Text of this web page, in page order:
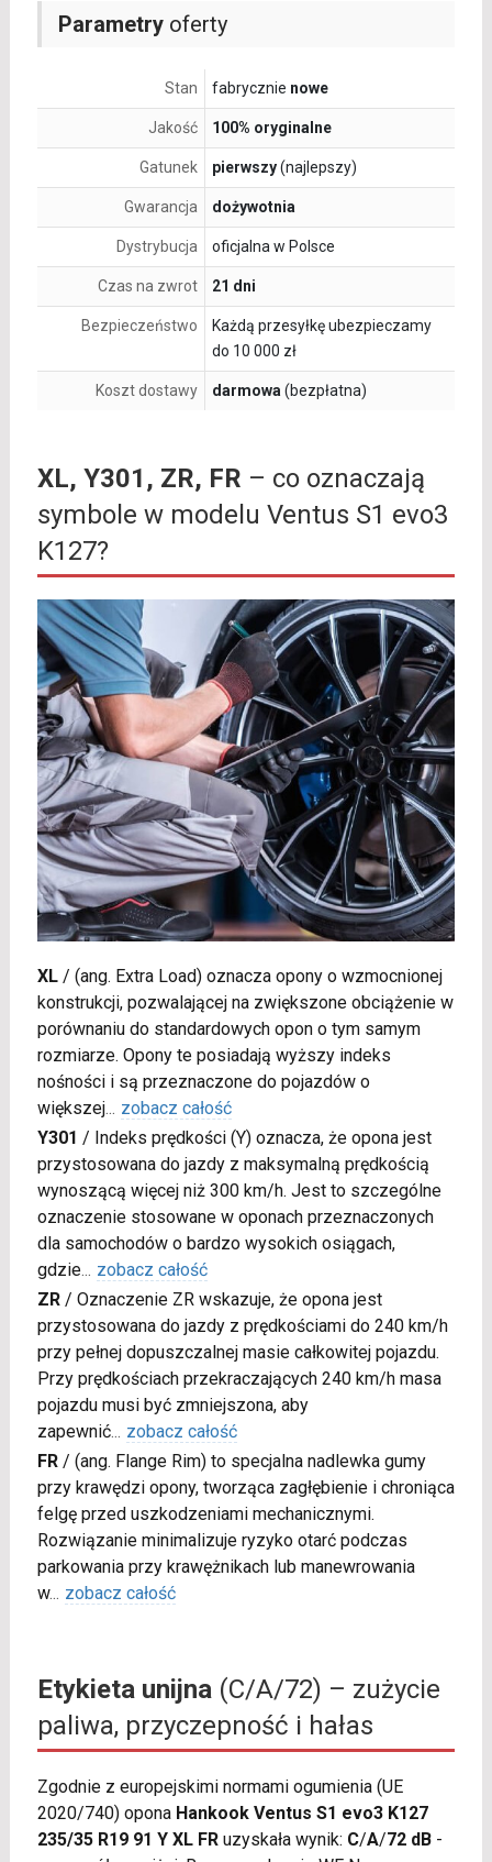
Parametryoferty
Stan fabrycznie nowe
Jakość 100% oryginalne
Gatunek pierwszy(najlepszy)
Gwarancja dożywotnia
Dystrybucja oficjalna w Polsce
Czas na zwrot 21 dni
Bezpieczeństwo
Każdą przesyłkę ubezpieczamy
do 10 000 zł
Koszt dostawy darmowa (bezpłatna)
XL, Y301, ZR, FR – co oznaczają
symbole w modelu Ventus S1 evo3
K127?
XL/ (ang. Extra Load) oznacza opony o wzmocnionej
konstrukcji, pozwalającej na zwiększone obciążenie w
porównaniu do standardowych opon o tym samym
rozmiarze. Opony te posiadają wyższy indeks
nośności i są przeznaczone do pojazdów o
większej... zobacz całość
Y301 / Indeks prędkości (Y) oznacza, że opona jest
przystosowana do jazdy z maksymalną prędkością
wynoszącą więcej niż 300 km/h. Jest to szczególne
oznaczenie stosowane w oponach przeznaczonych
dla samochodów o bardzo wysokich osiągach,
gdzie... zobacz całość
ZR/ Oznaczenie ZR wskazuje, że opona jest
przystosowana do jazdy z prędkościami do 240 km/h
przy pełnej dopuszczalnej masie całkowitej pojazdu.
Przy prędkościach przekraczających 240 km/h masa
pojazdu musi być zmniejszona, aby
zapewnić... zobacz całość
FR/ (ang. Flange Rim) to specjalna nadlewka gumy
przy krawędzi opony, tworząca zagłębienie i chroniąca
felgę przed uszkodzeniami mechanicznymi.
Rozwiązanie minimalizuje ryzyko otarć podczas
parkowania przy krawężnikach lub manewrowania
w... zobacz całość
Etykieta unijna(C/A/72) – zużycie
paliwa, przyczepność i hałas
Zgodnie z europejskimi normami ogumienia (UE
2020/740) opona Hankook Ventus S1 evo3 K127
235/35 R19 91 Y XL FRuzyskała wynik: C/A/72 dB-